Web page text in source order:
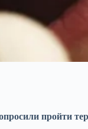
пройти